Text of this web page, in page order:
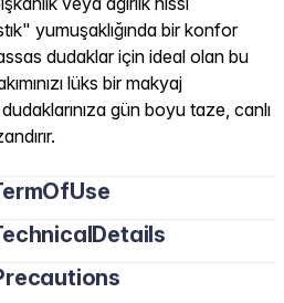
yumuşaklığında bir konfor
dudaklar için ideal olan bu
lüks bir makyaj
gün boyu taze, canlı